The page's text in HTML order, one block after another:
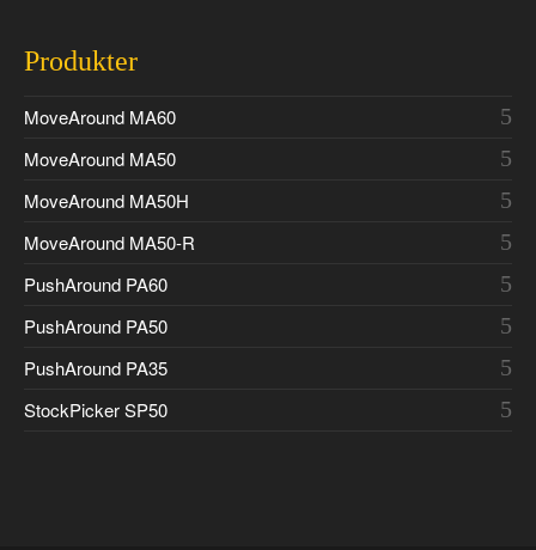
Produkter
MoveAround MA60
MoveAround MA50
MoveAround MA50H
MoveAround MA50-R
PushAround PA60
PushAround PA50
PushAround PA35
StockPicker SP50